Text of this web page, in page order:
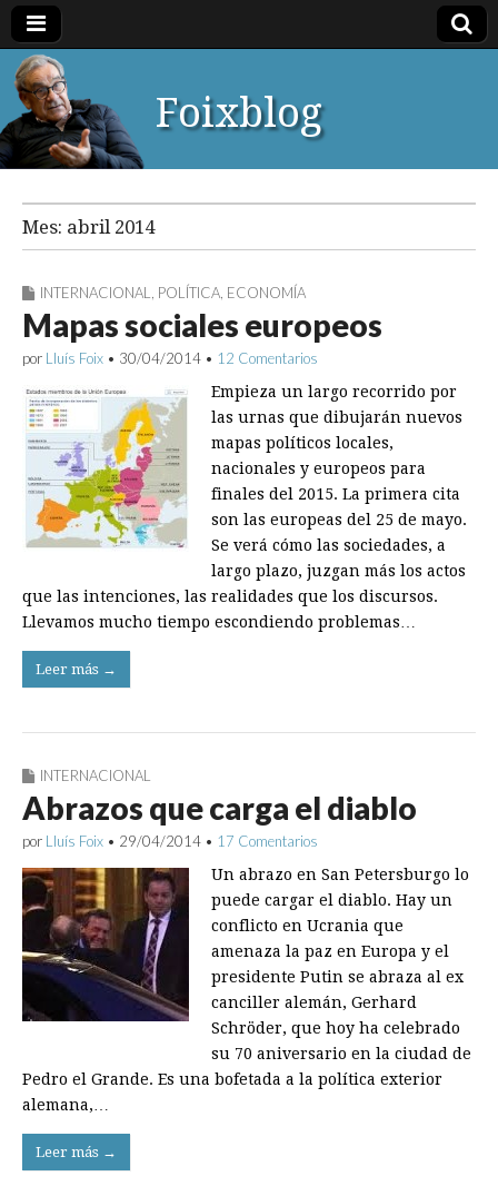
Foixblog
Mes: abril 2014
INTERNACIONAL POLÍTICA ECONOMÍA
Mapas sociales europeos
por Lluís Foix • 30/04/2014 • 12 Comentarios
Empieza un largo recorrido por
las urnas que dibujarán nuevos
mapas políticos locales,
nacionales y europeos para
finales del 2015. La primera cita
son las europeas del 25 de mayo.
Se verá cómo las sociedades, a
largo plazo, juzgan más los actos
que las intenciones, las realidades que los discursos.
Llevamos mucho tiempo escondiendo problemas…
Leer más →
INTERNACIONAL
Abrazos que carga el diablo
por Lluís Foix • 29/04/2014 • 17 Comentarios
Un abrazo en San Petersburgo lo
puede cargar el diablo. Hay un
conflicto en Ucrania que
amenaza la paz en Europa y el
presidente Putin se abraza al ex
canciller alemán, Gerhard
Schröder, que hoy ha celebrado
su 70 aniversario en la ciudad de
Pedro el Grande. Es una bofetada a la política exterior
alemana,…
Leer más →